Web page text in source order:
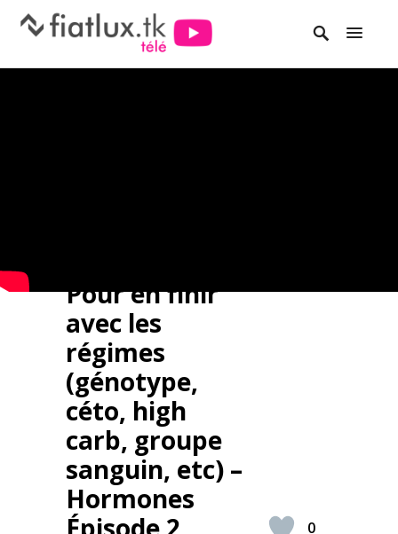
Pour en finir
avec les
régimes
(génotype,
céto, high
carb, groupe
sanguin, etc) –
Hormones
0